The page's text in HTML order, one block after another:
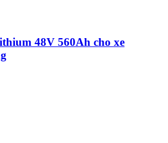
48V 560Ah cho xe